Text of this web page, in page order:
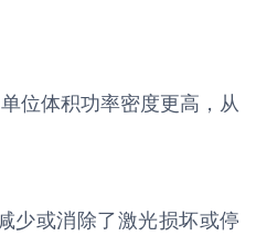
位体积功率密度更高，从
少或消除了激光损坏或停